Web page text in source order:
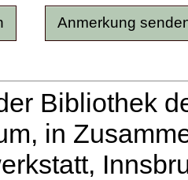
Bibliothek
in